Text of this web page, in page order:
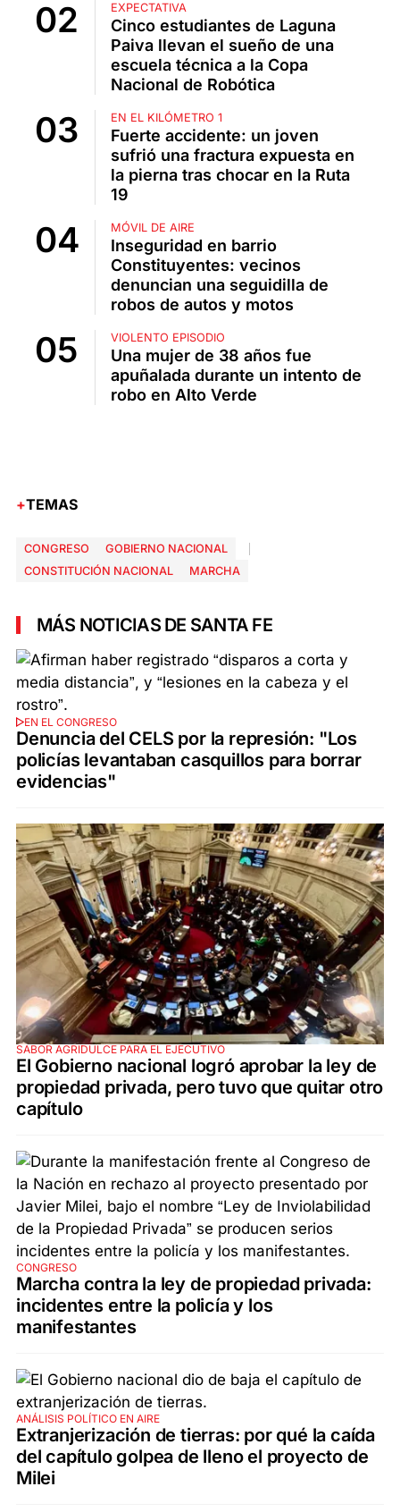
EXPECTATIVA
Cinco estudiantes de Laguna
Paiva llevan el sueño de una
escuela técnica a la Copa
Nacional de Robótica
EN EL KILÓMETRO 1
Fuerte accidente: un joven
sufrió una fractura expuesta en
la pierna tras chocar en la Ruta
19
MÓVIL DE AIRE
Inseguridad en barrio
Constituyentes: vecinos
denuncian una seguidilla de
robos de autos y motos
VIOLENTO EPISODIO
Una mujer de 38 años fue
apuñalada durante un intento de
robo en Alto Verde
TEMAS
CONGRESO
GOBIERNO NACIONAL
CONSTITUCIÓN NACIONAL
MARCHA
MÁS NOTICIAS DE SANTA FE
EN EL CONGRESO
Denuncia del CELS por la represión: "Los
policías levantaban casquillos para borrar
evidencias"
SABOR AGRIDULCE PARA EL EJECUTIVO
El Gobierno nacional logró aprobar la ley de
propiedad privada, pero tuvo que quitar otro
capítulo
CONGRESO
Marcha contra la ley de propiedad privada:
incidentes entre la policía y los
manifestantes
ANÁLISIS POLÍTICO EN AIRE
Extranjerización de tierras: por qué la caída
del capítulo golpea de lleno el proyecto de
Milei